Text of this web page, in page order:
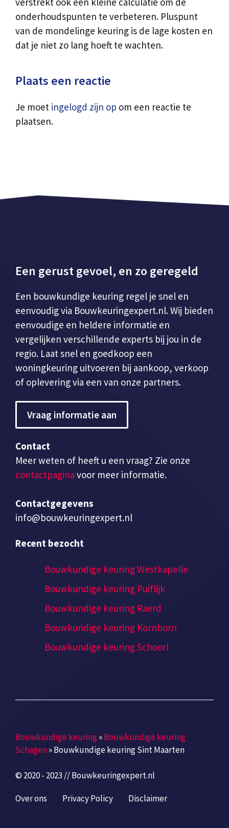
onderhoudspunten te verbeteren. Pluspunt
van de mondelinge keuring is de lage kosten en
dat je niet zo lang hoeft te wachten.
Plaats een reactie
Je moet ingelogd zijn op om een reactie te
plaatsen.
Een gerust gevoel, en zo geregeld
Een bouwkundige keuring regel je snel en
eenvoudig via Bouwkeuringexpert.nl. Wij bieden
eenvoudige en heldere informatie en
vergelijken verschillende experts bij jou in de
regio. Laat snel en goedkoop een
woningkeuring uitvoeren bij aankoop, verkoop
of oplevering via een van onze partners.
Vraag informatie aan
Contact
Meer weten of heeft u een vraag? Zie onze
contactpagina voor meer informatie.
Contactgegevens
info@bouwkeuringexpert.nl
Recent bezocht
Bouwkundige keuring Westkapelle
Bouwkundige keuring Puiflijk
Bouwkundige keuring Raerd
Bouwkundige keuring Kornhorn
Bouwkundige keuring Schoorl
Bouwkundige keuring»Bouwkundige keuring
Schagen»Bouwkundige keuring Sint Maarten
© 2020 - 2023 // Bouwkeuringexpert.nl
Over ons Privacy Policy Disclaimer